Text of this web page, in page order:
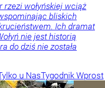
rzezi wołyńskiej wciąż
bliskich
Ich dramat
nie jest historią
do dziś nie została
u NasTygodnik Wprost